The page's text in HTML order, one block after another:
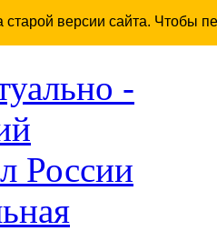
старой версии сайта. Чтобы
-
России